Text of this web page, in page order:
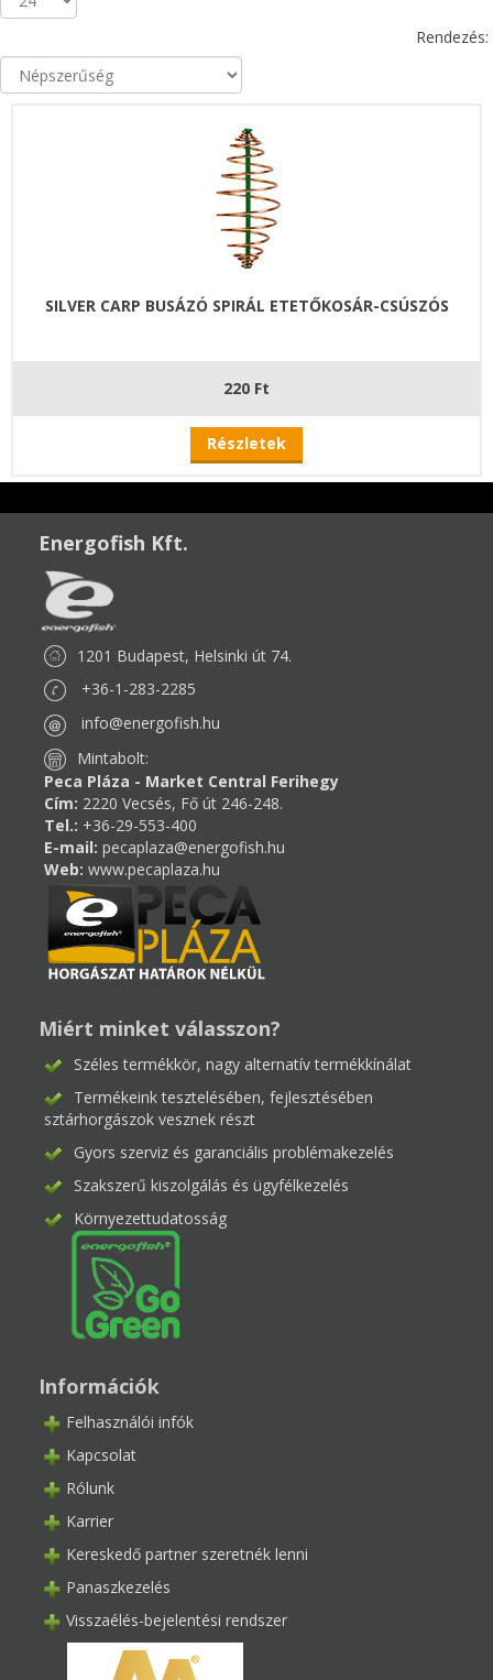
Rendezés:
SILVER CARP BUSÁZÓ SPIRÁL ETETŐKOSÁR-CSÚSZÓS
220 Ft
Részletek
Energofish Kft.
1201 Budapest, Helsinki út 74.
+36-1-283-2285
info@energofish.hu
Mintabolt:
Peca Pláza - Market Central Ferihegy
Cím: 2220 Vecsés, Fő út 246-248.
Tel.: +36-29-553-400
E-mail: pecaplaza@energofish.hu
Web: www.pecaplaza.hu
Miért minket válasszon?
Széles termékkör, nagy alternatív termékkínálat
Termékeink tesztelésében, fejlesztésében
sztárhorgászok vesznek részt
Gyors szerviz és garanciális problémakezelés
Szakszerű kiszolgálás és ügyfélkezelés
Környezettudatosság
Információk
Felhasználói infók
Kapcsolat
Rólunk
Karrier
Kereskedő partner szeretnék lenni
Panaszkezelés
Visszaélés-bejelentési rendszer